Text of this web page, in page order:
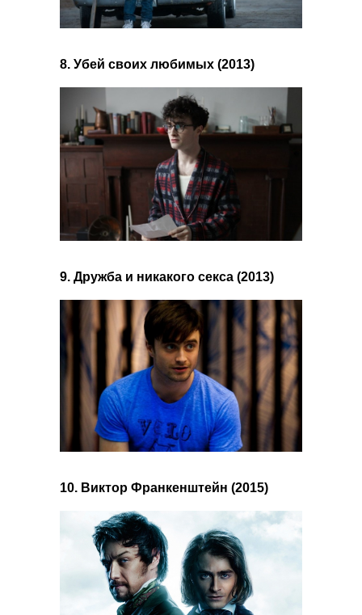
8. Убей своих любимых (2013)
9. Дружба и никакого секса (2013)
10. Виктор Франкенштейн (2015)